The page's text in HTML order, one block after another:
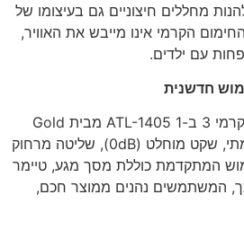
מחללים חיצוניים גם בעיצומו של
הקרמי אינו מייבש את האוויר,
עם ילדים.
חדשנית
דגמים מובילים כמו תנור קרמי 3 ב-1 ATL-1405 מבית Gold
Line, מציעים חימום עוצמתי, שקט מוחלט (0dB), שליטה מרחוק
המתקדמת כוללת מסך מגע, טיימר
כך, המשתמשים נהנים ממוצר חכם,